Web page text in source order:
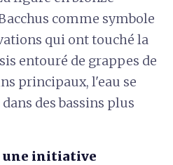
comme symbole
qui ont touché la
entouré de grappes de
principaux, l'eau se
des bassins plus
une initiative